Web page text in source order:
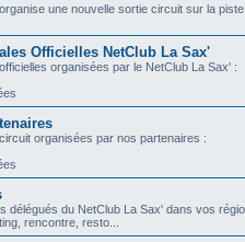
une nouvelle sortie circuit sur la
Officielles NetClub La Sax'
organisées par le NetClub La Sax' :
organisées par nos partenaires :
délégués du NetClub La Sax' dans vos
rencontre, resto...